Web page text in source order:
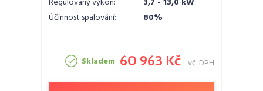
Účinnost spalování:
80%
Skladem 60 963 Kč vč. DPH